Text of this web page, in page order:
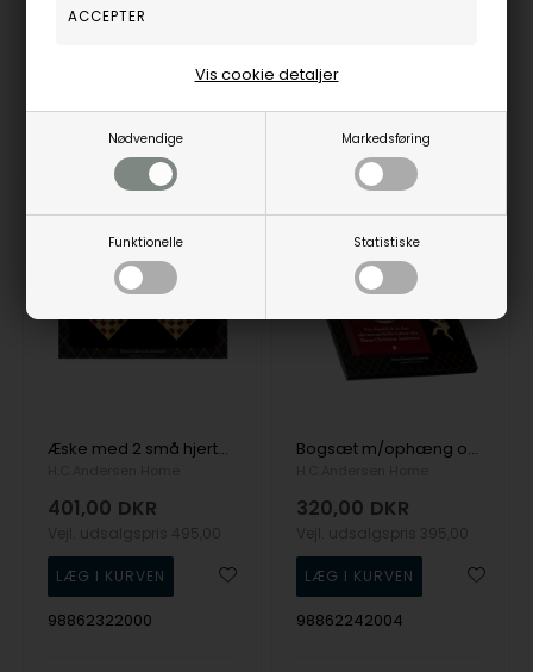
Nødvendige Markedsføring
Funktionelle Statistiske
Vis cookie detaljer
Fjernlager 2-4 hverdage
98862932000
På lager 2-4 hverdage
NYHED
Æske med 2 små hjerter - forgyldt, fra H.C. Andersen Home
401,00 DKR
98862322000
NYHED
Bogsæt m/ophæng og bogmærke - forgyldt, TY, fra H.C. Andersen Home
320,00 DKR
98862242004